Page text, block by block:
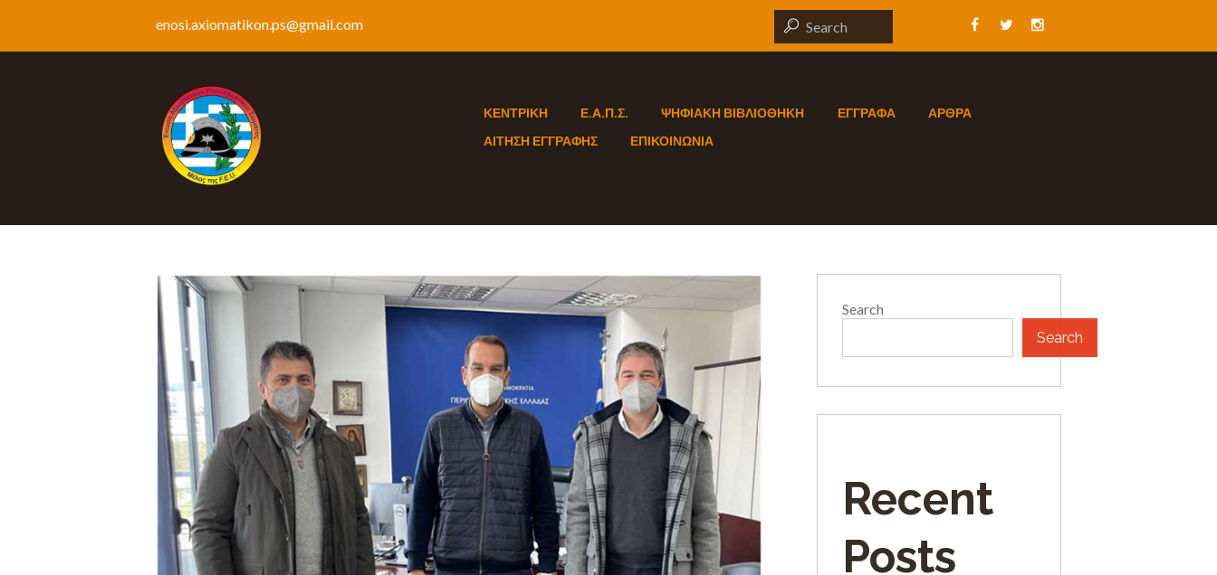
enosi.axiomatikon.ps@gmail.com
ΚΕΝΤΡΙΚΗ Ε.Α.Π.Σ. ΨΗΦΙΑΚΗ ΒΙΒΛΙΟΘΗΚΗ ΕΓΓΡΑΦΑ
ΑΡΘΡΑ
ΑΙΤΗΣΗ ΕΓΓΡΑΦΗΣ
ΕΠΙΚΟΙΝΩΝΙΑ
Search
Search
Recent
Posts